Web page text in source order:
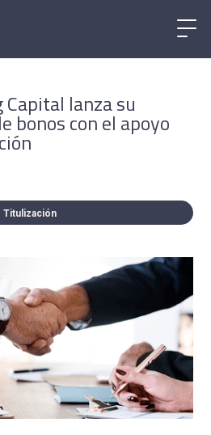
lanza su
bonos con el apoyo
Titulización